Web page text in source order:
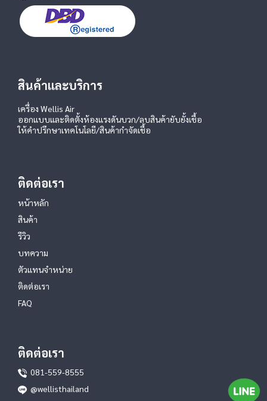
สินค้าและบริการ
เครื่อง Wellis Air
ออกแบบและติดตั้งห้องแรงดันบวก/ลบสินค้ายับยั้งเชื้อ
ให้คำปรึกษาเทคโนโลยี/สินค้ากำจัดเชื้อ
ติดต่อเรา
หน้าหลัก
สินค้า
รีวิว
บทความ
ตัวแทนจำหน่าย
ติดต่อเรา
FAQ
ติดต่อเรา
081-559-8555
@wellisthailand